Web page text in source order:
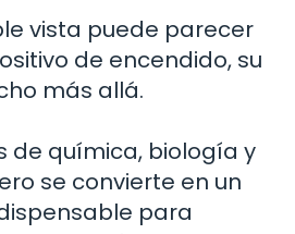
vista puede parecer
de encendido, su
más allá.
de química, biología y
se convierte en un
para